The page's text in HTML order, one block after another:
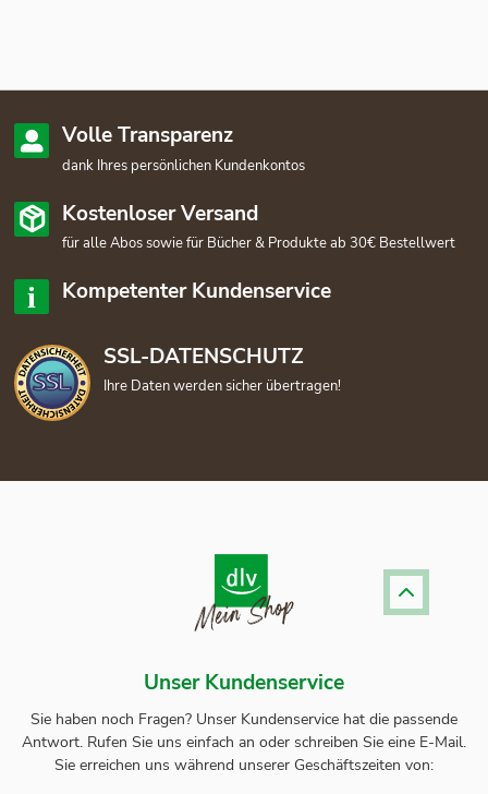
Volle Transparenz
dank Ihres persönlichen Kundenkontos
Kostenloser Versand
für alle Abos sowie für Bücher & Produkte ab 30€ Bestellwert
Kompetenter Kundenservice
SSL-DATENSCHUTZ
Ihre Daten werden sicher übertragen!
Unser Kundenservice
Sie haben noch Fragen? Unser Kundenservice hat die passende
Antwort. Rufen Sie uns einfach an oder schreiben Sie eine E-Mail.
Sie erreichen uns während unserer Geschäftszeiten von: